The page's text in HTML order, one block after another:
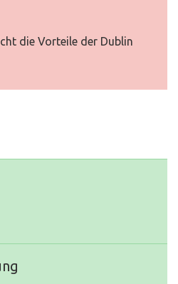
die Vorteile der Dublin